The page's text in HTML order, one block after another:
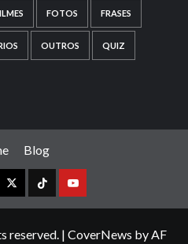
FOTOS FRASES
OUTROS QUIZ
Blog
twitterTiktokyoutube
reserved. | CoverNews by AF